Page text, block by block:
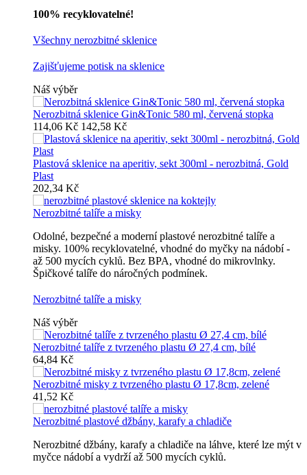
100% recyklovatelné!
Všechny nerozbitné sklenice
Zajišťujeme potisk na sklenice
Náš výběr
Nerozbitná sklenice Gin&Tonic 580 ml, červená stopka
114,06 Kč 142,58 Kč
Plastová sklenice na aperitiv, sekt 300ml - nerozbitná, Gold
Plast
202,34 Kč
Nerozbitné talíře a misky
Odolné, bezpečné a moderní plastové nerozbitné talíře a
misky. 100% recyklovatelné, vhodné do myčky na nádobí -
až 500 mycích cyklů. Bez BPA, vhodné do mikrovlnky.
Špičkové talíře do náročných podmínek.
Nerozbitné talíře a misky
Náš výběr
Nerozbitné talíře z tvrzeného plastu Ø 27,4 cm, bílé
64,84 Kč
Nerozbitné misky z tvrzeného plastu Ø 17,8cm, zelené
41,52 Kč
Nerozbitné plastové džbány, karafy a chladiče
Nerozbitné džbány, karafy a chladiče na láhve, které lze mýt v
myčce nádobí a vydrží až 500 mycích cyklů.